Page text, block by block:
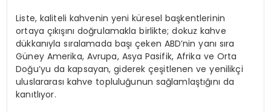
Liste, kaliteli kahvenin yeni küresel başkentlerinin
ortaya çıkışını doğrulamakla birlikte; dokuz kahve
dükkanıyla sıralamada başı çeken ABD’nin yanı sıra
Güney Amerika, Avrupa, Asya Pasifik, Afrika ve Orta
Doğu’yu da kapsayan, giderek çeşitlenen ve yenilikçi
uluslararası kahve topluluğunun sağlamlaştığını da
kanıtlıyor.